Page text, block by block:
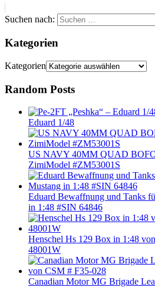
Suchen nach:
Kategorien
Kategorien
Random Posts
Eduard 1/48
US NAVY 40MM QUAD
ZimiModel #ZM53001S
Eduard Bewaffnung und Tanks
in 1:48 #SIN 64846
Henschel Hs 129 Box in 1:48
48001W
Canadian Motor MG Brigade